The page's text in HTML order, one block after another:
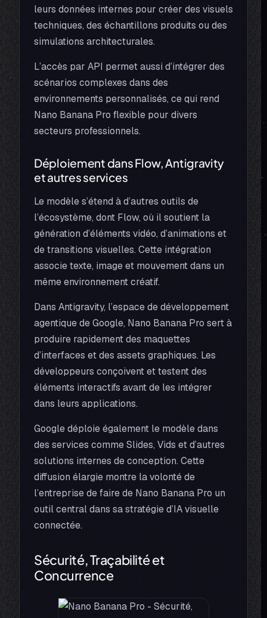
leurs données internes pour créer des visuels
techniques, des échantillons produits ou des
simulations architecturales.
L’accès par API permet aussi d’intégrer des
scénarios complexes dans des
environnements personnalisés, ce qui rend
Nano Banana Pro flexible pour divers
secteurs professionnels.
Déploiement dans Flow, Antigravity
et autres services
Le modèle s’étend à d’autres outils de
l’écosystème, dont Flow, où il soutient la
génération d’éléments vidéo, d’animations et
de transitions visuelles. Cette intégration
associe texte, image et mouvement dans un
même environnement créatif.
Dans Antigravity, l’espace de développement
agentique de Google, Nano Banana Pro sert à
produire rapidement des maquettes
d’interfaces et des assets graphiques. Les
développeurs conçoivent et testent des
éléments interactifs avant de les intégrer
dans leurs applications.
Google déploie également le modèle dans
des services comme Slides, Vids et d’autres
solutions internes de conception. Cette
diffusion élargie montre la volonté de
l’entreprise de faire de Nano Banana Pro un
outil central dans sa stratégie d’IA visuelle
connectée.
Sécurité, Traçabilité et
Concurrence